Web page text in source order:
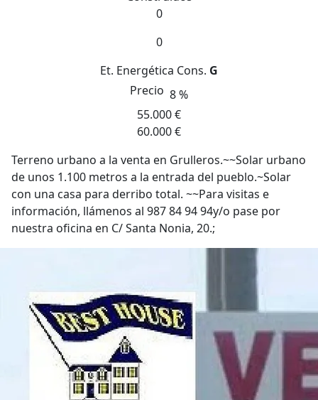
0
0
Et. Energética Cons. G
Precio 8 %
55.000 €
60.000 €
Terreno urbano a la venta en Grulleros.~~Solar urbano
de unos 1.100 metros a la entrada del pueblo.~Solar
con una casa para derribo total. ~~Para visitas e
información, llámenos al 987 84 94 94y/o pase por
nuestra oficina en C/ Santa Nonia, 20.;